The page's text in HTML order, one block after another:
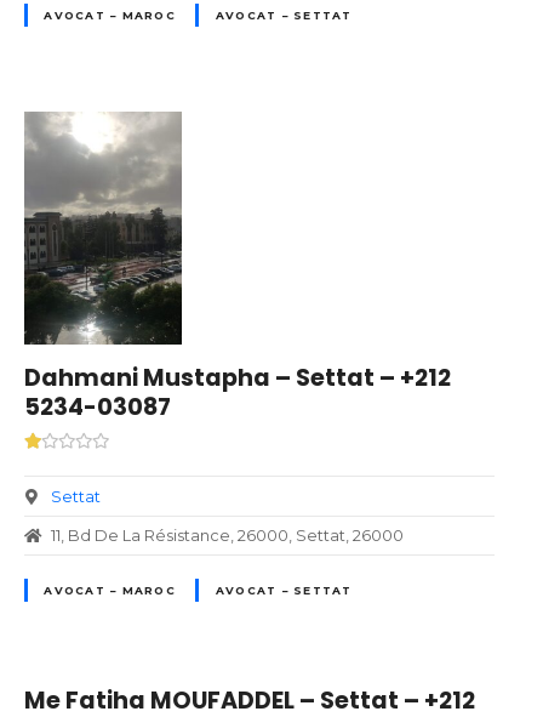
AVOCAT – MAROC AVOCAT – SETTAT
Dahmani Mustapha – Settat – +212
5234-03087
Settat
11, Bd De La Résistance, 26000, Settat, 26000
AVOCAT – MAROC AVOCAT – SETTAT
Me Fatiha MOUFADDEL – Settat – +212